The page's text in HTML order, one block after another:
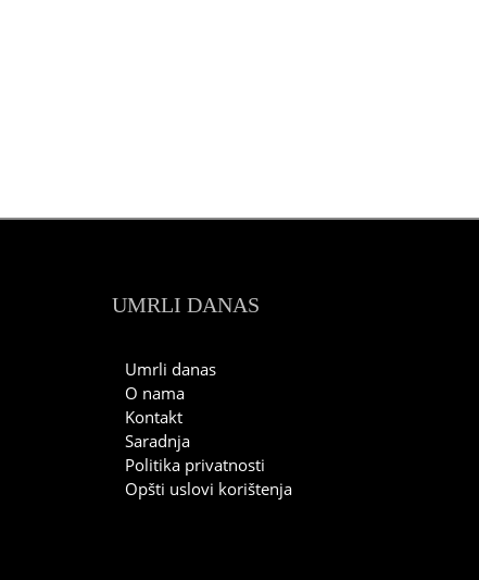
UMRLI DANAS
Umrli danas
O nama
Kontakt
Saradnja
Politika privatnosti
Opšti uslovi korištenja